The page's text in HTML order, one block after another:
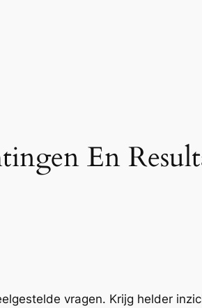
En
vragen. Krijg helder